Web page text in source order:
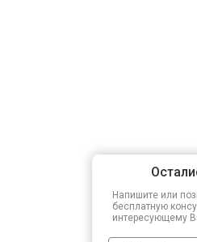
Напишите или
бесплатную
интересующему